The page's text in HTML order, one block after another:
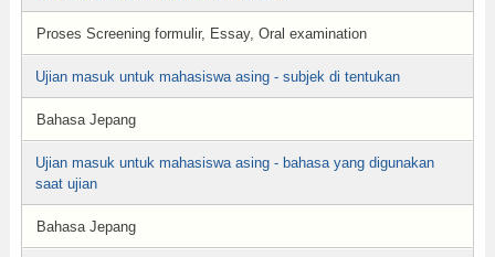
Proses Screening formulir, Essay, Oral examination
Ujian masuk untuk mahasiswa asing - subjek di tentukan
Bahasa Jepang
Ujian masuk untuk mahasiswa asing - bahasa yang digunakan
saat ujian
Bahasa Jepang